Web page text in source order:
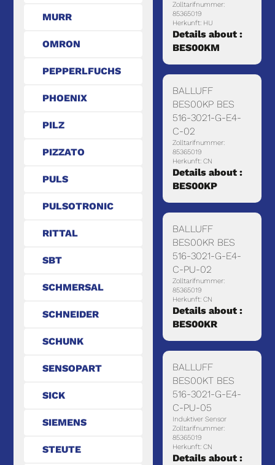
MURR
OMRON
PEPPERLFUCHS
PHOENIX
PILZ
PIZZATO
PULS
PULSOTRONIC
RITTAL
SBT
SCHMERSAL
SCHNEIDER
SCHUNK
SENSOPART
SICK
SIEMENS
STEUTE
Zolltarifnummer:
85365019
Herkunft: HU
Details about :
BES00KM
BALLUFF
BES00KP BES
516-3021-G-E4-
C-02
Zolltarifnummer:
85365019
Herkunft: CN
Details about :
BES00KP
BALLUFF
BES00KR BES
516-3021-G-E4-
C-PU-02
Zolltarifnummer:
85365019
Herkunft: CN
Details about :
BES00KR
BALLUFF
BES00KT BES
516-3021-G-E4-
C-PU-05
Induktiver Sensor
Zolltarifnummer:
85365019
Herkunft: CN
Details about :